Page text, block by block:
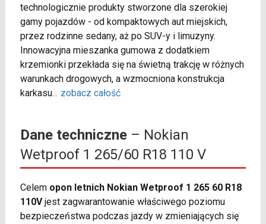
technologicznie produkty stworzone dla szerokiej
gamy pojazdów - od kompaktowych aut miejskich,
przez rodzinne sedany, aż po SUV-y i limuzyny.
Innowacyjna mieszanka gumowa z dodatkiem
krzemionki przekłada się na świetną trakcję w różnych
warunkach drogowych, a wzmocniona konstrukcja
karkasu... zobacz całość
Dane techniczne– Nokian
Wetproof 1 265/60 R18 110 V
Celem opon letnich Nokian Wetproof 1 265 60 R18
110Vjest zagwarantowanie właściwego poziomu
bezpieczeństwa podczas jazdy w zmieniających się